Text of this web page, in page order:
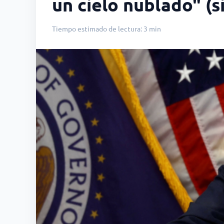
un cielo nublado"
Tiempo estimado de lectura: 3 min